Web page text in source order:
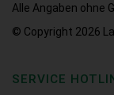
Alle Angaben ohne
© Copyright 2026
SERVICE